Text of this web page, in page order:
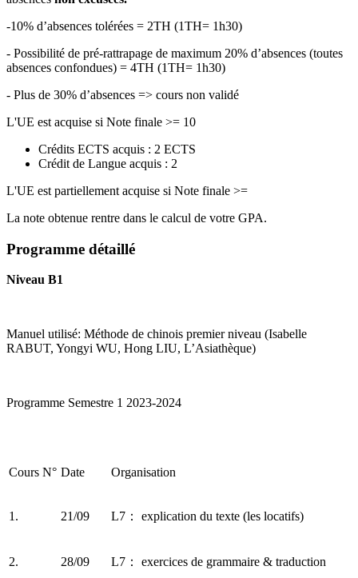
-10% d’absences tolérées = 2TH (1TH= 1h30)
- Possibilité de pré-rattrapage de maximum 20% d’absences (toutes
absences confondues) = 4TH (1TH= 1h30)
- Plus de 30% d’absences => cours non validé
L'UE est acquise si Note finale >= 10
Crédits ECTS acquis : 2 ECTS
Crédit de Langue acquis : 2
L'UE est partiellement acquise si Note finale >=
La note obtenue rentre dans le calcul de votre GPA.
Programme détaillé
Niveau B1
Manuel utilisé: Méthode de chinois premier niveau (Isabelle
RABUT, Yongyi WU, Hong LIU, L’Asiathèque)
Programme Semestre 1 2023-2024
Cours N° Date Organisation
1. 21/09 L7： explication du texte (les locatifs)
2. 28/09 L7： exercices de grammaire & traduction